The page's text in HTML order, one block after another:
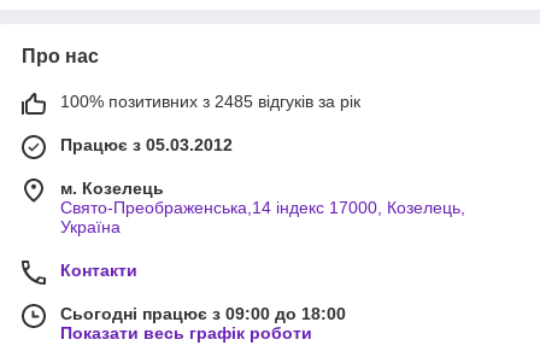
Про нас
100% позитивних з 2485 відгуків за рік
Працює з 05.03.2012
м. Козелець
Свято-Преображенська,14 індекс 17000, Козелець,
Україна
Контакти
Сьогодні працює з 09:00 до 18:00
Показати весь графік роботи